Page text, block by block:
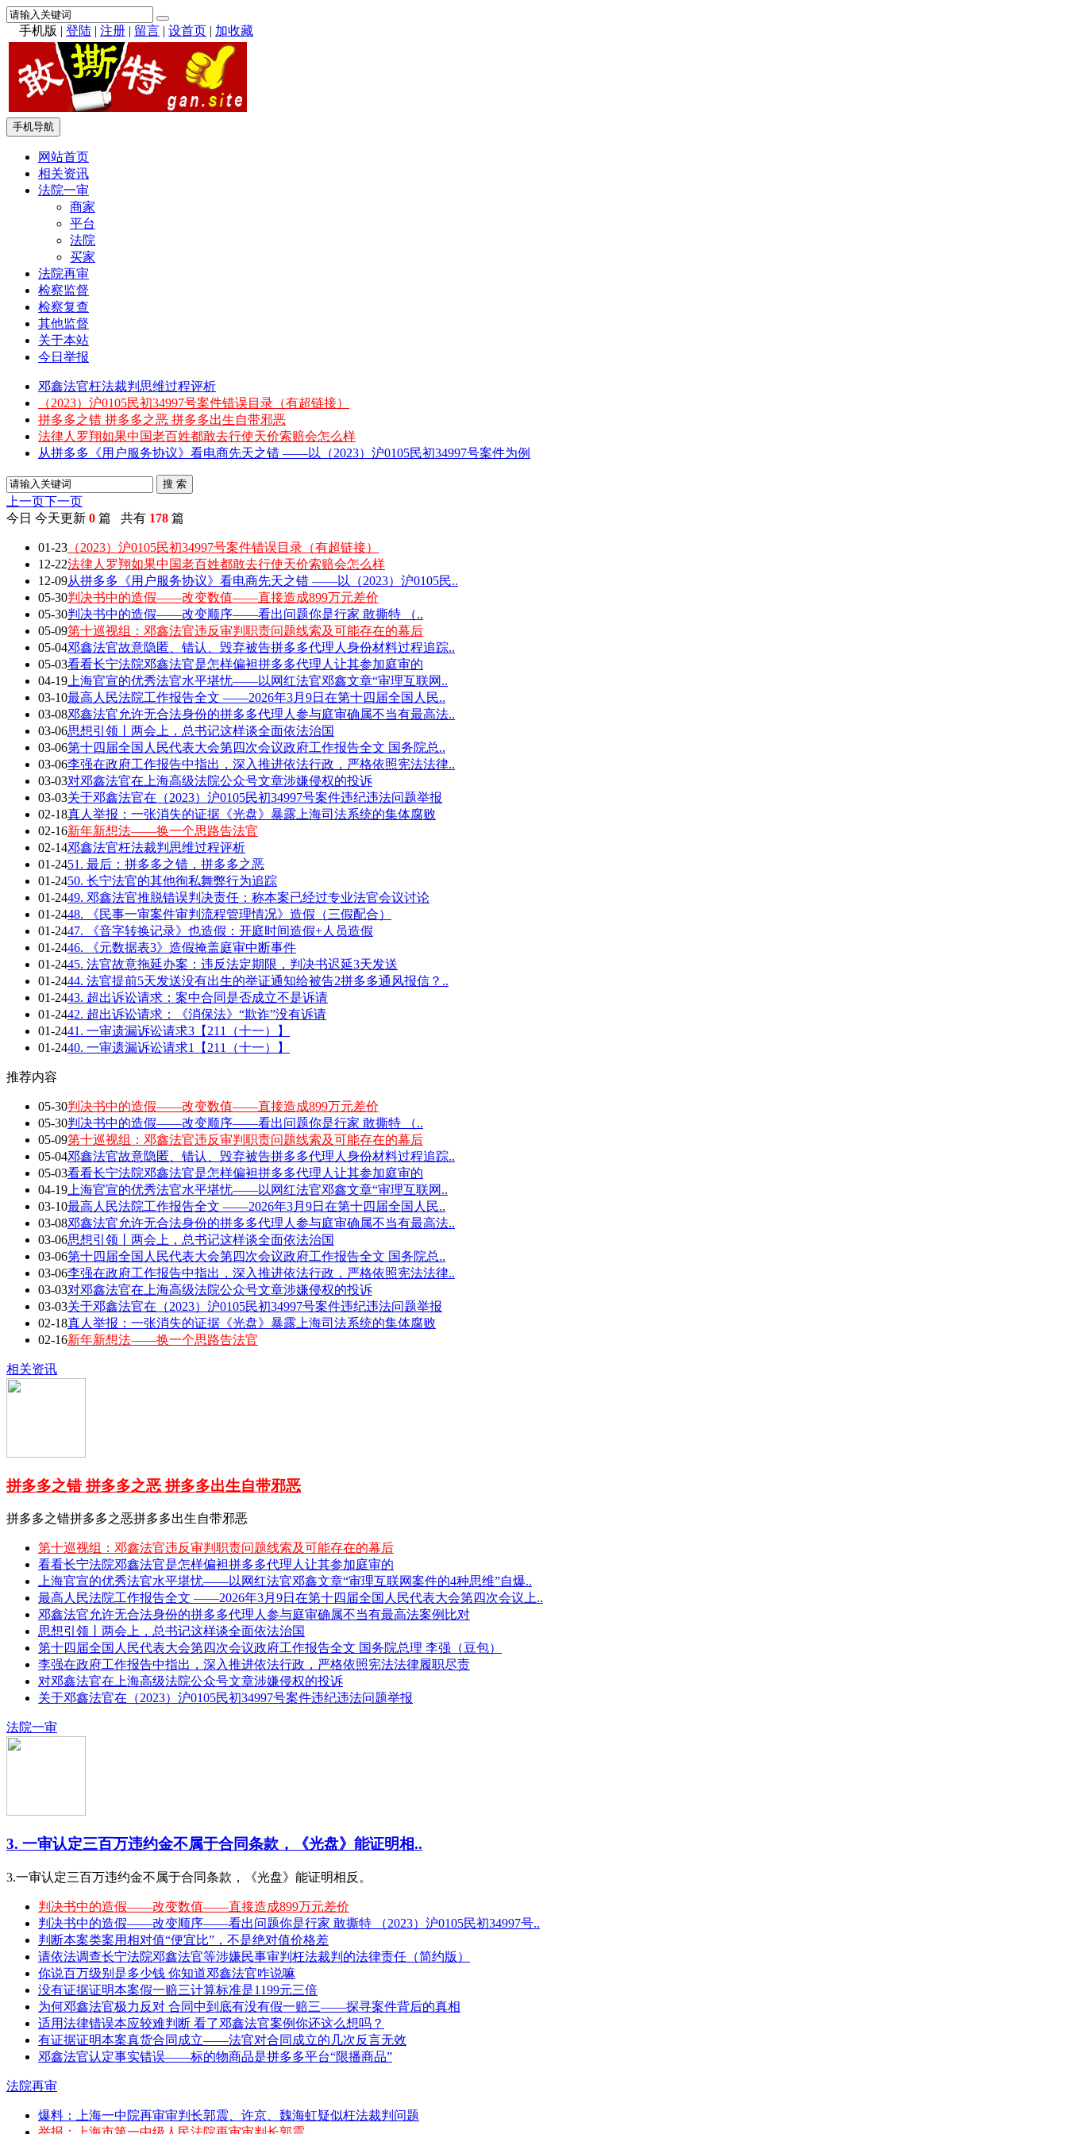
手机版 | 登陆 | 注册 | 留言 | 设首页 | 加收藏
手机导航
网站首页
相关资讯
法院一审
商家
平台
法院
买家
法院再审
检察监督
检察复查
其他监督
关于本站
今日举报
邓鑫法官枉法裁判思维过程评析
（2023）沪0105民初34997号案件错误目录（有超链接）
拼多多之错 拼多多之恶 拼多多出生自带邪恶
法律人罗翔如果中国老百姓都敢去行使天价索赔会怎么样
从拼多多《用户服务协议》看电商先天之错 ——以（2023）沪0105民初34997号案件为例
搜 索
上一页下一页
今日 今天更新 0 篇 共有 178 篇
01-23 （2023）沪0105民初34997号案件错误目录（有超链接）
12-22法律人罗翔如果中国老百姓都敢去行使天价索赔会怎么样
12-09从拼多多《用户服务协议》看电商先天之错 ——以（2023）沪0105民..
05-30判决书中的造假——改变数值——直接造成899万元差价
05-30判决书中的造假——改变顺序——看出问题你是行家 敢撕特 （..
05-09第十巡视组：邓鑫法官违反审判职责问题线索及可能存在的幕后
05-04邓鑫法官故意隐匿、错认、毁弃被告拼多多代理人身份材料过程追踪..
05-03看看长宁法院邓鑫法官是怎样偏袒拼多多代理人让其参加庭审的
04-19 上海官宣的优秀法官水平堪忧——以网红法官邓鑫文章“审理互联网..
03-10最高人民法院工作报告全文 ——2026年3月9日在第十四届全国人民..
03-08邓鑫法官允许无合法身份的拼多多代理人参与庭审确属不当有最高法..
03-06思想引领丨两会上，总书记这样谈全面依法治国
03-06第十四届全国人民代表大会第四次会议政府工作报告全文 国务院总..
03-06李强在政府工作报告中指出，深入推进依法行政，严格依照宪法法律..
03-03对邓鑫法官在上海高级法院公众号文章涉嫌侵权的投诉
03-03关于邓鑫法官在（2023）沪0105民初34997号案件违纪违法问题举报
02-18真人举报：一张消失的证据《光盘》暴露上海司法系统的集体腐败
02-16新年新想法——换一个思路告法官
02-14邓鑫法官枉法裁判思维过程评析
01-2451. 最后：拼多多之错，拼多多之恶
01-2450. 长宁法官的其他徇私舞弊行为追踪
01-2449. 邓鑫法官推脱错误判决责任：称本案已经过专业法官会议讨论
01-2448. 《民事一审案件审判流程管理情况》造假（三假配合）
01-2447. 《音字转换记录》也造假：开庭时间造假+人员造假
01-2446. 《元数据表3》造假掩盖庭审中断事件
01-2445. 法官故意拖延办案：违反法定期限，判决书迟延3天发送
01-2444. 法官提前5天发送没有出生的举证通知给被告2拼多多通风报信？..
01-2443. 超出诉讼请求：案中合同是否成立不是诉请
01-2442. 超出诉讼请求：《消保法》“欺诈”没有诉请
01-2441. 一审遗漏诉讼请求3【211（十一）】
01-2440. 一审遗漏诉讼请求1【211（十一）】
推荐内容
05-30判决书中的造假——改变数值——直接造成899万元差价
05-30判决书中的造假——改变顺序——看出问题你是行家 敢撕特 （..
05-09第十巡视组：邓鑫法官违反审判职责问题线索及可能存在的幕后
05-04邓鑫法官故意隐匿、错认、毁弃被告拼多多代理人身份材料过程追踪..
05-03看看长宁法院邓鑫法官是怎样偏袒拼多多代理人让其参加庭审的
04-19 上海官宣的优秀法官水平堪忧——以网红法官邓鑫文章“审理互联网..
03-10最高人民法院工作报告全文 ——2026年3月9日在第十四届全国人民..
03-08邓鑫法官允许无合法身份的拼多多代理人参与庭审确属不当有最高法..
03-06思想引领丨两会上，总书记这样谈全面依法治国
03-06第十四届全国人民代表大会第四次会议政府工作报告全文 国务院总..
03-06李强在政府工作报告中指出，深入推进依法行政，严格依照宪法法律..
03-03对邓鑫法官在上海高级法院公众号文章涉嫌侵权的投诉
03-03关于邓鑫法官在（2023）沪0105民初34997号案件违纪违法问题举报
02-18真人举报：一张消失的证据《光盘》暴露上海司法系统的集体腐败
02-16新年新想法——换一个思路告法官
相关资讯
拼多多之错 拼多多之恶 拼多多出生自带邪恶
拼多多之错拼多多之恶拼多多出生自带邪恶
第十巡视组：邓鑫法官违反审判职责问题线索及可能存在的幕后
看看长宁法院邓鑫法官是怎样偏袒拼多多代理人让其参加庭审的
上海官宣的优秀法官水平堪忧——以网红法官邓鑫文章“审理互联网案件的4种思维”自爆..
最高人民法院工作报告全文 ——2026年3月9日在第十四届全国人民代表大会第四次会议上..
邓鑫法官允许无合法身份的拼多多代理人参与庭审确属不当有最高法案例比对
思想引领丨两会上，总书记这样谈全面依法治国
第十四届全国人民代表大会第四次会议政府工作报告全文 国务院总理 李强（豆包）
李强在政府工作报告中指出，深入推进依法行政，严格依照宪法法律履职尽责
对邓鑫法官在上海高级法院公众号文章涉嫌侵权的投诉
关于邓鑫法官在（2023）沪0105民初34997号案件违纪违法问题举报
法院一审
3. 一审认定三百万违约金不属于合同条款，《光盘》能证明相..
3.一审认定三百万违约金不属于合同条款，《光盘》能证明相反。
判决书中的造假——改变数值——直接造成899万元差价
判决书中的造假——改变顺序——看出问题你是行家 敢撕特 （2023）沪0105民初34997号..
判断本案类案用相对值“便宜比”，不是绝对值价格差
请依法调查长宁法院邓鑫法官等涉嫌民事审判枉法裁判的法律责任（简约版）
你说百万级别是多少钱 你知道邓鑫法官咋说嘛
没有证据证明本案假一赔三计算标准是1199元三倍
为何邓鑫法官极力反对 合同中到底有没有假一赔三——探寻案件背后的真相
适用法律错误本应较难判断 看了邓鑫法官案例你还这么想吗？
有证据证明本案真货合同成立——法官对合同成立的几次反言无效
邓鑫法官认定事实错误——标的物商品是拼多多平台“限播商品”
法院再审
爆料：上海一中院再审审判长郭震、许京、魏海虹疑似枉法裁判问题